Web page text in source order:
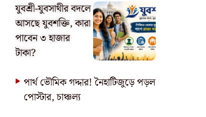
যুবশ্রী-যুবসাথীর বদলে
আসছে যুবশক্তি, কারা
পাবেন ৩ হাজার
টাকা?
পার্থ ভৌমিক গদ্দার! নৈহাটিজুড়ে পড়ল
পোস্টার, চাঞ্চল্য